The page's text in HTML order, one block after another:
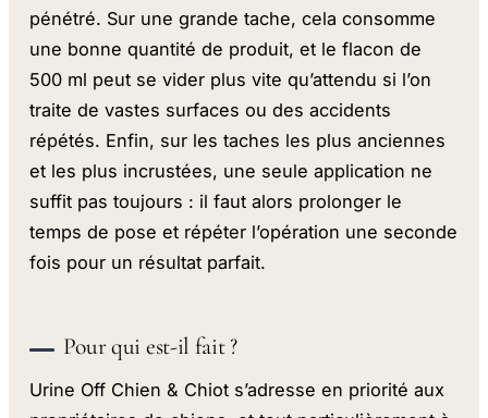
pénétré. Sur une grande tache, cela consomme
une bonne quantité de produit, et le flacon de
500 ml peut se vider plus vite qu’attendu si l’on
traite de vastes surfaces ou des accidents
répétés. Enfin, sur les taches les plus anciennes
et les plus incrustées, une seule application ne
suffit pas toujours : il faut alors prolonger le
temps de pose et répéter l’opération une seconde
fois pour un résultat parfait.
Pour qui est-il fait ?
Urine Off Chien & Chiot s’adresse en priorité aux